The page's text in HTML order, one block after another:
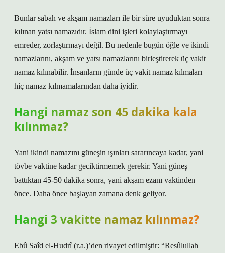
Bunlar sabah ve akşam namazları ile bir süre uyuduktan sonra
kılınan yatsı namazıdır. İslam dini işleri kolaylaştırmayı
emreder, zorlaştırmayı değil. Bu nedenle bugün öğle ve ikindi
namazlarını, akşam ve yatsı namazlarını birleştirerek üç vakit
namaz kılınabilir. İnsanların günde üç vakit namaz kılmaları
hiç namaz kılmamalarından daha iyidir.
Hangi namaz son 45 dakika kala
kılınmaz?
Yani ikindi namazını güneşin ışınları sararıncaya kadar, yani
tövbe vaktine kadar geciktirmemek gerekir. Yani güneş
battıktan 45-50 dakika sonra, yani akşam ezanı vaktinden
önce. Daha önce başlayan zamana denk geliyor.
Hangi 3 vakitte namaz kılınmaz?
Ebû Saîd el-Hudrî (r.a.)’den rivayet edilmiştir: “Resûlullah